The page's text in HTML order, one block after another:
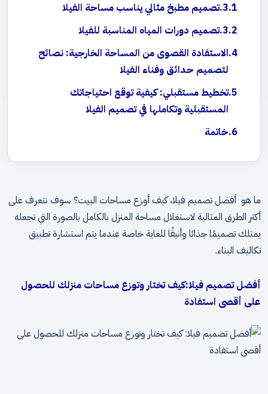
تصميم مطبخ مثالي يناسب مساحة الفيلا
تصميم دورات المياه المناسبة للفيلا
الاستفادة القصوى من المساحة الخارجية: نصائح
لتصميم حدائق وفناء الفيلا
تخطيط مستقبلي: كيفية توقع احتياجاتك
المستقبلية وتكاملها في تصميم الفيلا
خاتمة
ما هو أفضل تصميم فيلا، كيف أوزع مساحات البيت؟ سوف نتعرف على
أكثر الطرق المثالية لاستغلال مساحة المنزل بالكامل بالصورة التي تجعله
يمتلك تصميمًا جذابًا وأنيقًا للغاية خاصة عندما يتم استشارة تطبيق
تكاليف البناء.
أفضل تصميم فيلا:كيف تختار وتوزع مساحات منزلك للحصول
على أقصى استفادة